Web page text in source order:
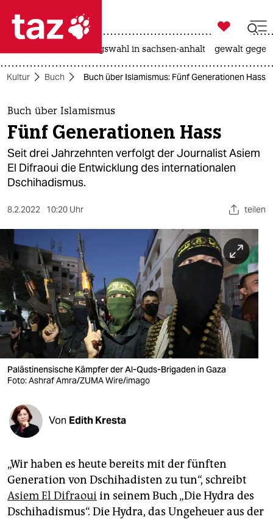
 taz zahl ich
taz zahl ich
themen
politik
öko
sport
berlin
nord
wahrheit
verlag
verlag
veranstaltungen
shop
unterstützen
abo

taz zahl ich
landtagswahl in sachsen-anhalt gewalt
Kultur Buch Buch über Islamismus: Fünf Generationen Hass
Buch über Islamismus
Fünf Generationen Hass
Seit drei Jahrzehnten verfolgt der Journalist Asiem
El Difraoui die Entwicklung des internationalen
Dschihadismus.
8.2.2022 10:20 Uhr teilen
Palästinensische Kämpfer der Al-Quds-Brigaden in Gaza
Foto: Ashraf Amra/ZUMA Wire/imago
Von Edith Kresta
„Wir haben es heute bereits mit der fünften
Generation von Dschihadisten zu tun“, schreibt
Asiem El Difraouiin seinem Buch „Die Hydra des
Dschihadismus“. Die Hydra, das Ungeheuer aus der